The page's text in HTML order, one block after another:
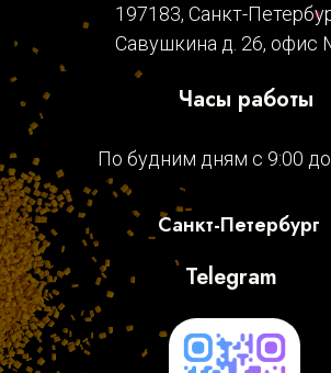
197183, Санкт-
Савушкина д. 26, офис
Часы работы
Telegram
По будним дням с 9:00
Санкт-Петербург